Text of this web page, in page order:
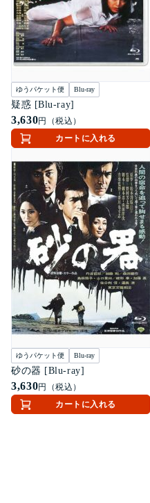
ゆうパケット便 Blu-ray
疑惑 [Blu-ray]
3,630円（税込）
カートに入れる
ゆうパケット便 Blu-ray
砂の器 [Blu-ray]
3,630円（税込）
カートに入れる